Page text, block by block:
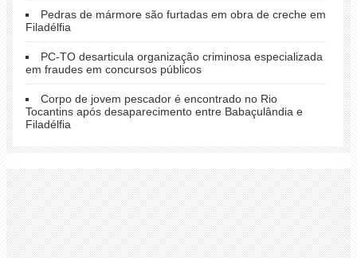
Pedras de mármore são furtadas em obra de creche em
Filadélfia
PC-TO desarticula organização criminosa especializada
em fraudes em concursos públicos
Corpo de jovem pescador é encontrado no Rio
Tocantins após desaparecimento entre Babaçulândia e
Filadélfia